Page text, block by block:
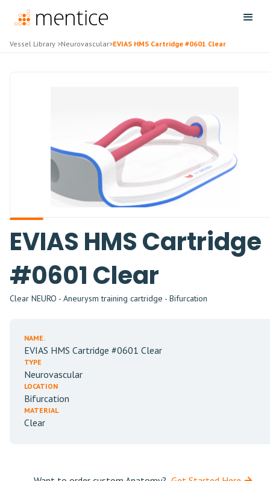
Vessel Library >Neurovascular>EVIAS HMS Cartridge #0601 Clear
EVIAS HMS Cartridge
#0601 Clear
Clear NEURO - Aneurysm training cartridge - Bifurcation
NAME.
EVIAS HMS Cartridge #0601 Clear
TYPE
Neurovascular
LOCATION
Bifurcation
MATERIAL
Clear